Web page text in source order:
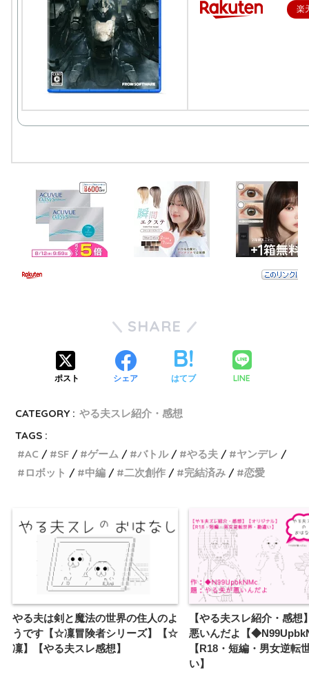
楽
SHARE
ポスト シェア はてブ LINE
CATEGORY : やる夫スレ紹介・感想
TAGS :
AC
SF ゲーム バトル やる夫
ヤンデレ
ロボット
中編 二次創作 完結済み 恋愛
やる夫は剣と魔法の世界の住人のよ
うです【☆凜冒険者シリーズ】【☆
凜】【やる夫スレ感想】
【やる夫スレ紹介・感想
悪いんだよ【
【R18・短編・男女逆転
い】